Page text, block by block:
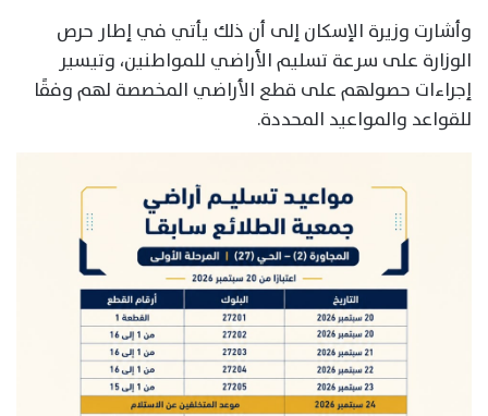
وأشارت وزيرة الإسكان إلى أن ذلك يأتي في إطار حرص
الوزارة على سرعة تسليم الأراضي للمواطنين، وتيسير
إجراءات حصولهم على قطع الأراضي المخصصة لهم وفقًا
للقواعد والمواعيد المحددة.